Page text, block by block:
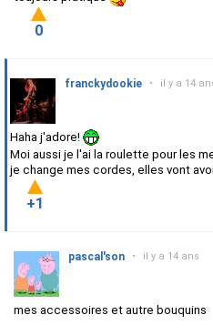
0
franckydookie • il y a 14
Haha j'adore!
Moi aussi je l'ai la roulette pour les
je change mes cordes, elles vont
+1
pascal'son • il y a 14 ans
mes accessoires et autre bouquins